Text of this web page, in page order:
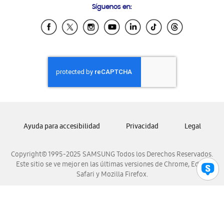
Samsung Ecuador
Samsung El Salvador
Samsung Honduras
Samsung Nicaragua
Samsung Panamá
Samsung Venezuela
Síguenos en:
Copyright© 1995-2025 SAMSUNG Todos los Derechos Reservados.
Este sitio se ve mejor en las últimas versiones de Chrome, Edge,
Safari y Mozilla Firefox.
Ayuda para accesibilidad Privacidad Legal